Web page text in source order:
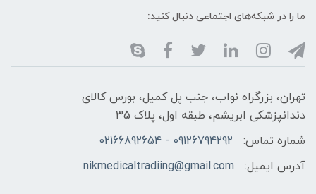
ما را در شبکه‌های اجتماعی دنبال کنید:
تهران، بزرگراه نواب، جنب پل کمیل، بورس کالای
دندانپزشکی ابریشم، طبقه اول، پلاک 35
شماره تماس:
09126794292 - 02166892654
آدرس ایمیل:
nikmedicaltradiing@gmail.com